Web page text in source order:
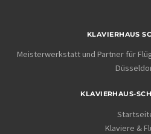
KLAVIERHAUS
Meisterwerkstatt und Partner für
KLAVIERHAUS-
Klaviere &